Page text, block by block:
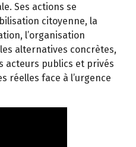
Ses actions se
citoyenne, la
l’organisation
alternatives concrètes,
acteurs publics et privés
réelles face à l’urgence